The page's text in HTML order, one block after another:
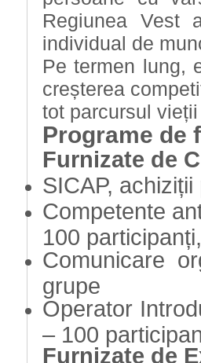
Regiunea Vest
individual de
Pe termen lung,
creșterea
tot parcursul
Programe de
Furnizate de
SICAP,
Competente
100
Comunicare
grupe
Operator
– 100
Furnizate de